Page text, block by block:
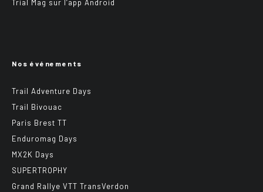
Trial Mag sur l’app Android
Nos événements
Trail Adventure Days
Trail Bivouac
Paris Brest TT
Enduromag Days
MX2K Days
SUPERTROPHY
Grand Rallye VTT TransVerdon